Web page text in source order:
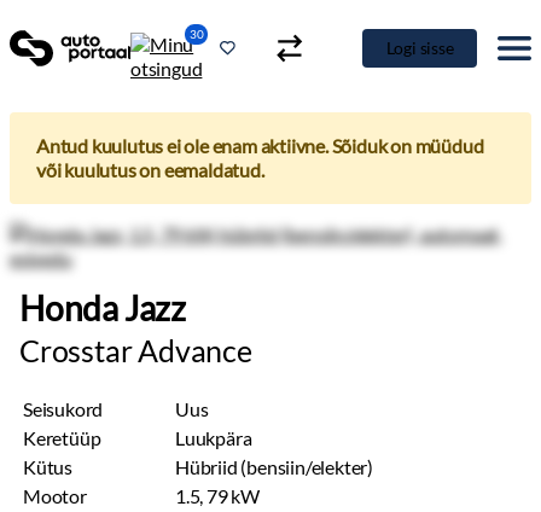
30
Logi sisse
Antud kuulutus ei ole enam aktiivne. Sõiduk on müüdud
või kuulutus on eemaldatud.
Honda Jazz
Crosstar Advance
Seisukord
Uus
Keretüüp
Luukpära
Kütus
Hübriid (bensiin/elekter)
Mootor
1.5, 79 kW